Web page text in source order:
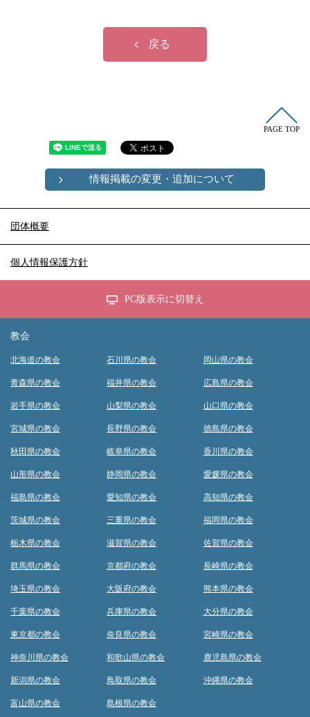
戻る
PAGE TOP
情報掲載の変更・追加について
団体概要
個人情報保護方針
PC版表示に切替え
教会
北海道の教会
青森県の教会
岩手県の教会
宮城県の教会
秋田県の教会
山形県の教会
福島県の教会
茨城県の教会
栃木県の教会
群馬県の教会
埼玉県の教会
千葉県の教会
東京都の教会
神奈川県の教会
新潟県の教会
富山県の教会
石川県の教会
福井県の教会
山梨県の教会
長野県の教会
岐阜県の教会
静岡県の教会
愛知県の教会
三重県の教会
滋賀県の教会
京都府の教会
大阪府の教会
兵庫県の教会
奈良県の教会
和歌山県の教会
鳥取県の教会
島根県の教会
岡山県の教会
広島県の教会
山口県の教会
徳島県の教会
香川県の教会
愛媛県の教会
高知県の教会
福岡県の教会
佐賀県の教会
長崎県の教会
熊本県の教会
大分県の教会
宮崎県の教会
鹿児島県の教会
沖縄県の教会